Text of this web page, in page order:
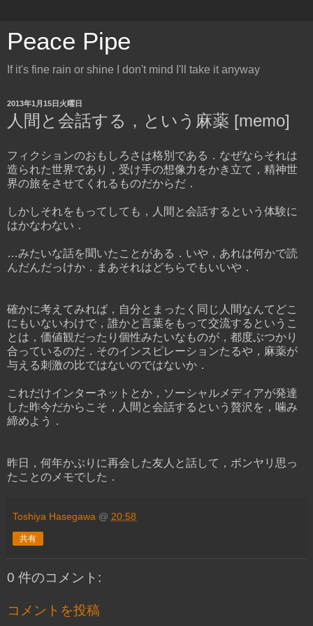
Peace Pipe
If it's fine rain or shine I don't mind I'll take it anyway
2013年1月15日火曜日
人間と会話する，という麻薬 [memo]
フィクションのおもしろさは格別である．なぜならそれは
造られた世界であり，受け手の想像力をかき立て，精神世
界の旅をさせてくれるものだからだ．
しかしそれをもってしても，人間と会話するという体験に
はかなわない．
…みたいな話を聞いたことがある．いや，あれは何かで読
んだんだっけか．まあそれはどちらでもいいや．
確かに考えてみれば，自分とまったく同じ人間なんてどこ
にもいないわけで，誰かと言葉をもって交流するというこ
とは，価値観だったり個性みたいなものが，都度ぶつかり
合っているのだ．そのインスピレーションたるや，麻薬が
与える刺激の比ではないのではないか．
これだけインターネットとか，ソーシャルメディアが発達
した昨今だからこそ，人間と会話するという贅沢を，噛み
締めよう．
昨日，何年かぶりに再会した友人と話して，ボンヤリ思っ
たことのメモでした．
Toshiya Hasegawa @ 20:58
共有
0 件のコメント:
コメントを投稿